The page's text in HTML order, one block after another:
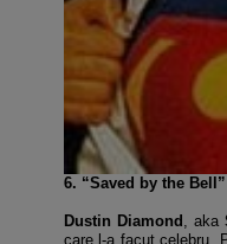
6. “Saved by the Bell”
Dustin Diamond , aka
care l-a facut celebru.